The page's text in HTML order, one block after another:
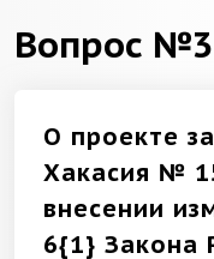
Вопрос №3
О проекте
Хакасия №
внесении
6{1} Закона